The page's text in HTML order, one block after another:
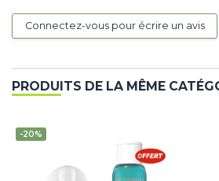
Connectez-vous pour écrire un avis
PRODUITS DE LA MÊME
-20%